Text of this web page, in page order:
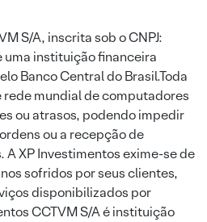
S/A, inscrita sob o CNPJ:
instituição financeira
Banco Central do Brasil.Toda
mundial de computadores
ou atrasos, podendo impedir
ou a recepção de
XP Investimentos exime-se de
sofridos por seus clientes,
disponibilizados por
CCTVM S/A é instituição